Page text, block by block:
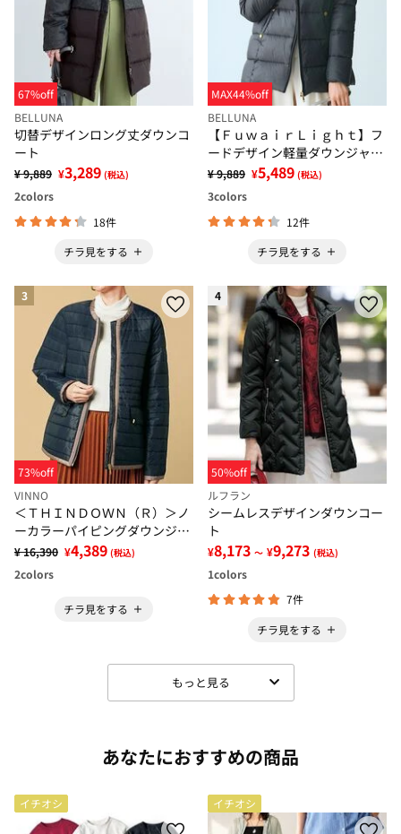
67%off
BELLUNA
切替デザインロング丈ダウンコ
ート
¥ 9,889 ¥3,289 (税込)
2colors
18件
チラ見をする
MAX44%off
BELLUNA
【ＦｕｗａｉｒＬｉｇｈｔ】フ
ードデザイン軽量ダウンジャケ
ット
¥ 9,889 ¥5,489 (税込)
3colors
12件
チラ見をする
3
73%off
VINNO
＜ＴＨＩＮＤＯＷＮ（Ｒ）＞ノ
ーカラーパイピングダウンジャ
ケット
¥ 16,390 ¥4,389 (税込)
2colors
チラ見をする
4
50%off
ルフラン
シームレスデザインダウンコー
ト
¥8,173 ～ ¥9,273 (税込)
1colors
7件
チラ見をする
もっと見る
あなたにおすすめの商品
イチオシ イチオシ